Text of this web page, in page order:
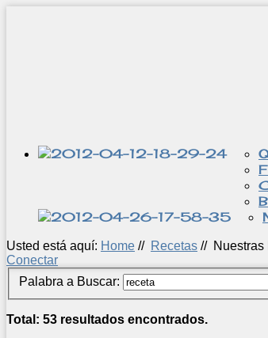
Usted está aquí: Home // Recetas // Nuestras
Conectar
Palabra a Buscar:
Total: 53 resultados encontrados.